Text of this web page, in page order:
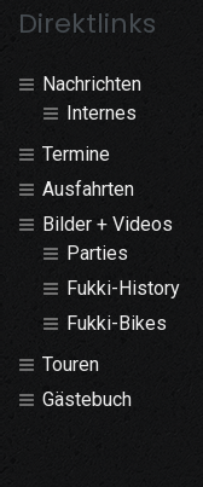
Direktlinks
Nachrichten
Internes
Termine
Ausfahrten
Bilder + Videos
Parties
Fukki-History
Fukki-Bikes
Touren
Gästebuch